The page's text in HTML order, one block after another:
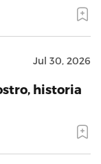
Jul 30, 2026
historia